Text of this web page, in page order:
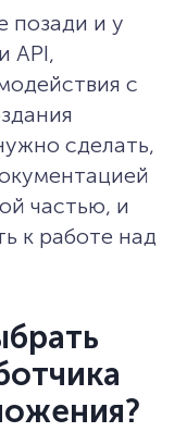
позади и у
API,
с
сделать,
частью, и
к работе над